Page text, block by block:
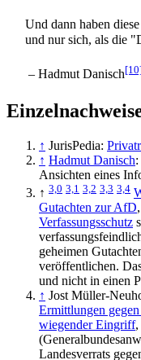
Und dann haben
und nur sich, als die
– Hadmut Danisch
↑ JurisPedia:
↑ Hadmut Danisch:
Ansichten eines
↑ 3,0 3,1 3,2 3,3 3,4
Gutachten zur AfD,
Verfassungsschutz
geheimen
veröffentlichen.
und nicht in einen
↑ Jost Müller-
Ermittlungen
wiegender Eingriff,
Landesverrats